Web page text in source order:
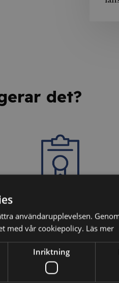
det?
Få ditt personliga
intyg
godkänt resultat på
erhåller du ett
kursintyg.
användarupplevelsen.
med vår cookiepolicy. Läs mer
Inriktning